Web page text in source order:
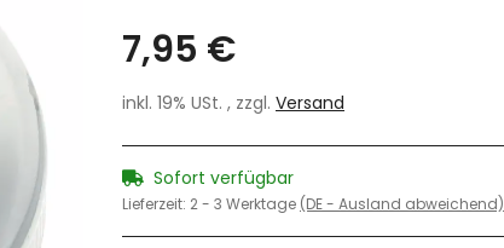
7,95 €
inkl. 19% USt. , zzgl. Versand
Sofort verfügbar
Lieferzeit: 2 - 3 Werktage (DE - Ausland abweichend)